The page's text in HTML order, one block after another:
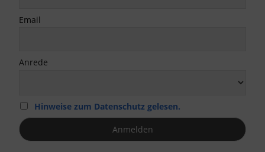
Email
Anrede
Hinweise zum Datenschutz gelesen.